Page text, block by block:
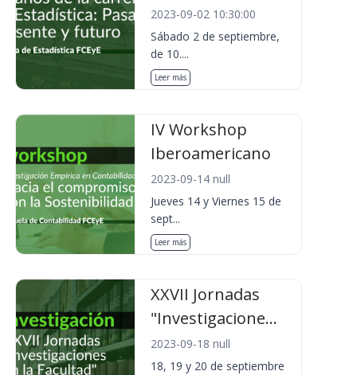
2023-09-02 10:30:00
Sábado 2 de septiembre,
de 10....
Leer más
IV Workshop
Iberoamericano
2023-09-14 null
Jueves 14 y Viernes 15 de
sept...
Leer más
XXVII Jornadas
"Investigacione...
2023-09-18 null
18, 19 y 20 de septiembre